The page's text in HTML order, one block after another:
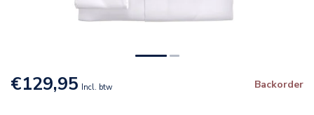
€129,95 Incl. btw Backorder